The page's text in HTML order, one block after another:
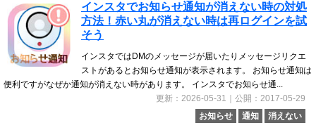
インスタでお知らせ通知が消えない時の対処
方法！赤い丸が消えない時は再ログインを試
そう
インスタではDMのメッセージが届いたりメッセージリクエ
ストがあるとお知らせ通知が表示されます。 お知らせ通知は
便利ですがなぜか通知が消えない時があります。 インスタでお知らせ通...
更新：2026-05-31｜公開：2017-05-29
お知らせ
通知 消えない